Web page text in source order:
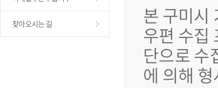
찾아오시는 길 본 구미시
우편 수집
단으로 수
에 의해